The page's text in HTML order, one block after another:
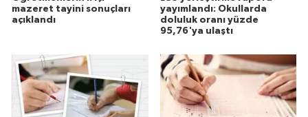
mazeret tayini sonuçları
açıklandı
yayımlandı: Okullarda
doluluk oranı yüzde
95,76'ya ulaştı